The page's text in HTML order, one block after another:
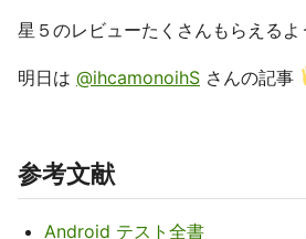
星５のレビューたくさんもらえる
明日は @ihcamonoihS さんの記事
参考文献
Android テスト全書